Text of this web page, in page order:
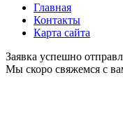
Главная
Контакты
Карта сайта
Заявка успешно
Мы скоро свяжемся с